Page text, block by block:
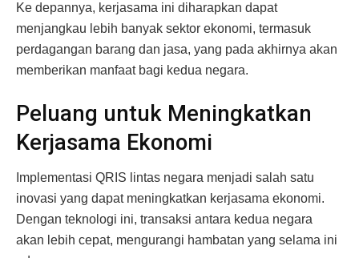
Ke depannya, kerjasama ini diharapkan dapat
menjangkau lebih banyak sektor ekonomi, termasuk
perdagangan barang dan jasa, yang pada akhirnya akan
memberikan manfaat bagi kedua negara.
Peluang untuk Meningkatkan
Kerjasama Ekonomi
Implementasi QRIS lintas negara menjadi salah satu
inovasi yang dapat meningkatkan kerjasama ekonomi.
Dengan teknologi ini, transaksi antara kedua negara
akan lebih cepat, mengurangi hambatan yang selama ini